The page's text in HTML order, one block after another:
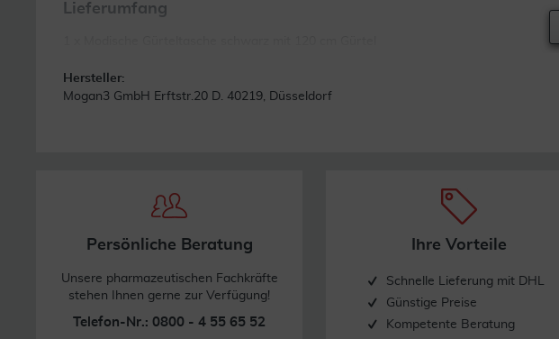
Lieferumfang
Hersteller:
Mogan3 GmbH Erftstr.20 D. 40219, Düsseldorf
Persönliche Beratung
Unsere pharmazeutischen Fachkräfte
stehen Ihnen gerne zur Verfügung!
Telefon-Nr.: 0800 - 4 55 65 52
Ihre Vorteile
Schnelle Lieferung mit DHL
Günstige Preise
Kompetente Beratung